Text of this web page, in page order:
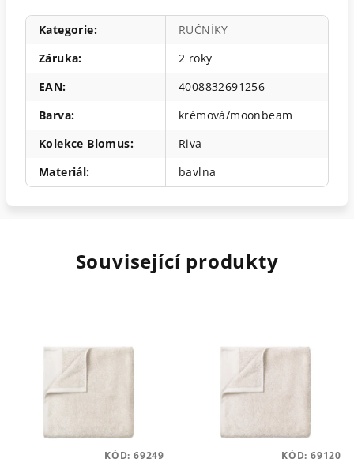
Kategorie:
RUČNÍKY
Záruka:
2 roky
EAN:
4008832691256
Barva:
krémová/moonbeam
Kolekce Blomus:
Riva
Materiál: bavlna
Související produkty
KÓD: 69249 KÓD: 69120